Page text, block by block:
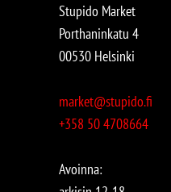
Stupido Market
Porthaninkatu 4
00530 Helsinki
market@stupido.fi
+358 50 4708664
Avoinna: